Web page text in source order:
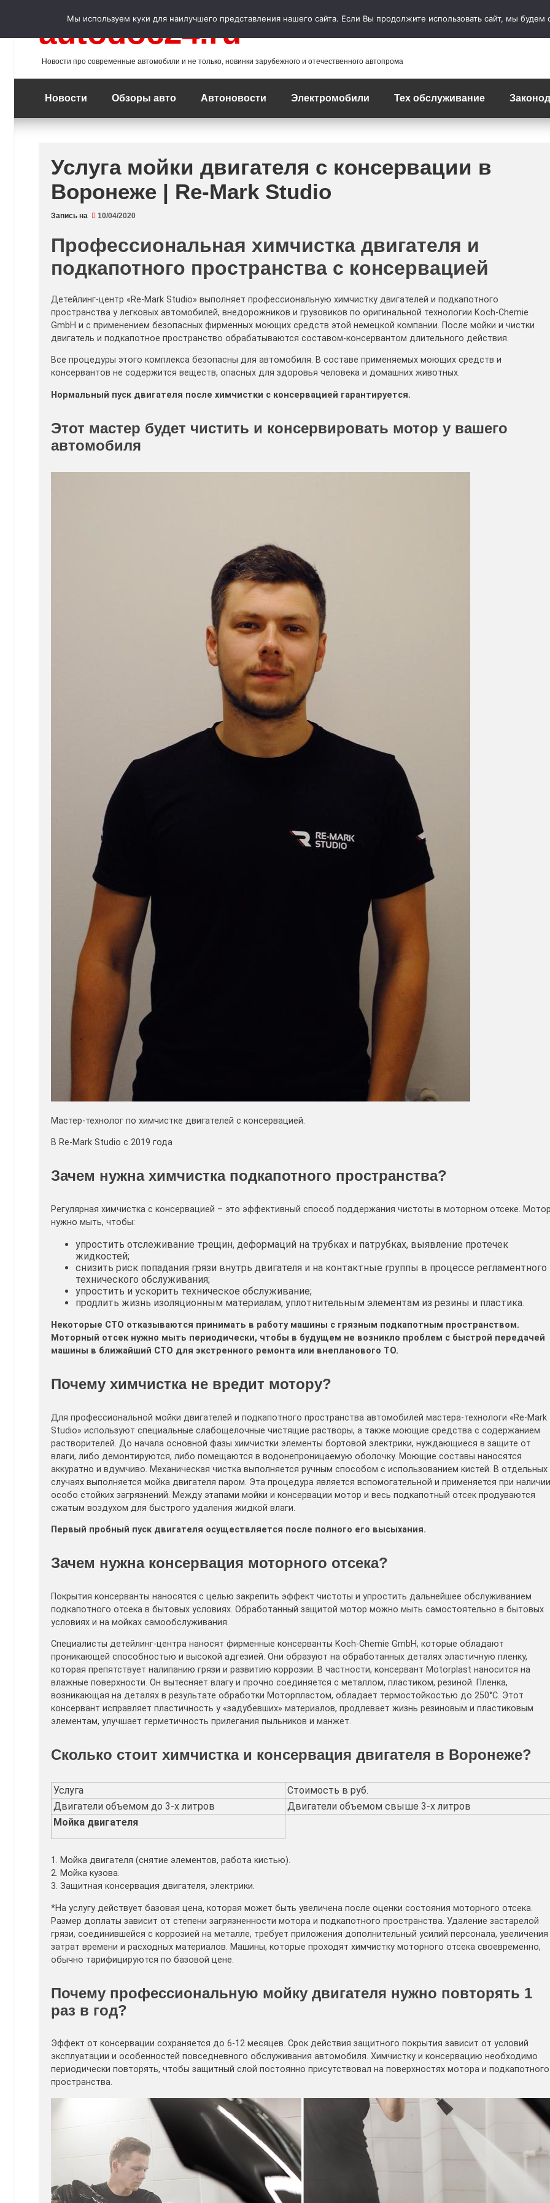
autodoc24.ru
Новости про современные автомобили и не только, новинки зарубежного и отечественного автопрома
Новости Обзоры авто Автоновости Электромобили Тех обслуживание
Услуга мойки двигателя с консервации в
Воронеже | Re-Mark Studio
Запись на 10/04/2020
Профессиональная химчистка двигателя и
подкапотного пространства с консервацией
Детейлинг-центр «Re-Mark Studio» выполняет профессиональную химчистку двигателей и подкапотного
пространства у легковых автомобилей, внедорожников и грузовиков по оригинальной технологии Koch-Chemie
GmbH и с применением безопасных фирменных моющих средств этой немецкой компании. После мойки и чистки
двигатель и подкапотное пространство обрабатываются составом-консервантом длительного действия.
Все процедуры этого комплекса безопасны для автомобиля. В составе применяемых моющих средств и
консервантов не содержится веществ, опасных для здоровья человека и домашних животных.
Нормальный пуск двигателя после химчистки с консервацией гарантируется.
Этот мастер будет чистить и консервировать мотор у вашего
автомобиля
Мастер-технолог по химчистке двигателей с консервацией.
В Re-Mark Studio с 2019 года
Зачем нужна химчистка подкапотного пространства?
Регулярная химчистка с консервацией – это эффективный способ поддержания чистоты в моторном отсеке.
нужно мыть, чтобы:
упростить отслеживание трещин, деформаций на трубках и патрубках, выявление протечек
жидкостей;
снизить риск попадания грязи внутрь двигателя и на контактные группы в процессе регламентного
технического обслуживания;
упростить и ускорить техническое обслуживание;
продлить жизнь изоляционным материалам, уплотнительным элементам из резины и пластика.
Некоторые СТО отказываются принимать в работу машины с грязным подкапотным пространством.
Моторный отсек нужно мыть периодически, чтобы в будущем не возникло проблем с быстрой передачей
машины в ближайший СТО для экстренного ремонта или внепланового ТО.
Почему химчистка не вредит мотору?
Для профессиональной мойки двигателей и подкапотного пространства автомобилей мастера-технологи «Re-Mark
Studio» используют специальные слабощелочные чистящие растворы, а также моющие средства с содержанием
растворителей. До начала основной фазы химчистки элементы бортовой электрики, нуждающиеся в защите от
влаги, либо демонтируются, либо помещаются в водонепроницаемую оболочку. Моющие составы наносятся
аккуратно и вдумчиво. Механическая чистка выполняется ручным способом с использованием кистей. В отдельных
случаях выполняется мойка двигателя паром. Эта процедура является вспомогательной и применяется при наличии
особо стойких загрязнений. Между этапами мойки и консервации мотор и весь подкапотный отсек продуваются
сжатым воздухом для быстрого удаления жидкой влаги.
Первый пробный пуск двигателя осуществляется после полного его высыхания.
Зачем нужна консервация моторного отсека?
Покрытия консерванты наносятся с целью закрепить эффект чистоты и упростить дальнейшее обслуживанием
подкапотного отсека в бытовых условиях. Обработанный защитой мотор можно мыть самостоятельно в бытовых
условиях и на мойках самообслуживания.
Специалисты детейлинг-центра наносят фирменные консерванты Koch-Chemie GmbH, которые обладают
проникающей способностью и высокой адгезией. Они образуют на обработанных деталях эластичную пленку,
которая препятствует налипанию грязи и развитию коррозии. В частности, консервант Motorplast наносится на
влажные поверхности. Он вытесняет влагу и прочно соединяется с металлом, пластиком, резиной. Пленка,
возникающая на деталях в результате обработки Моторпластом, обладает термостойкостью до 250°С. Этот
консервант исправляет пластичность у «задубевших» материалов, продлевает жизнь резиновым и пластиковым
элементам, улучшает герметичность прилегания пыльников и манжет.
Сколько стоит химчистка и консервация двигателя в Воронеже?
Услуга
Стоимость в руб.
Двигатели объемом до 3-х литров
Двигатели объемом свыше 3-х литров
Мойка двигателя
1. Мойка двигателя (снятие элементов, работа кистью).
2. Мойка кузова.
3. Защитная консервация двигателя, электрики.
*На услугу действует базовая цена, которая может быть увеличена после оценки состояния моторного отсека.
Размер доплаты зависит от степени загрязненности мотора и подкапотного пространства. Удаление застарелой
грязи, соединившейся с коррозией на металле, требует приложения дополнительный усилий персонала, увеличения
затрат времени и расходных материалов. Машины, которые проходят химчистку моторного отсека своевременно,
обычно тарифицируются по базовой цене.
Почему профессиональную мойку двигателя нужно повторять 1
раз в год?
Эффект от консервации сохраняется до 6-12 месяцев. Срок действия защитного покрытия зависит от условий
эксплуатации и особенностей повседневного обслуживания автомобиля. Химчистку и консервацию необходимо
периодически повторять, чтобы защитный слой постоянно присутствовал на поверхностях мотора и подкапотного
пространства.
Мы используем куки для наилучшего представления нашего сайта. Если Вы продолжите использовать сайт, мы будем